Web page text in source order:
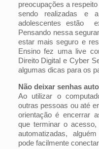
preocupações a
sendo realizadas e
adolescentes estão
Pensando nessa
estar mais seguro e
Ensino fez uma live
Direito Digital e Cyber
algumas dicas para os
Não deixar senhas
Ao utilizar o
outras pessoas ou até
orientação é encerrar
que terminar o
automatizadas,
pode facilmente